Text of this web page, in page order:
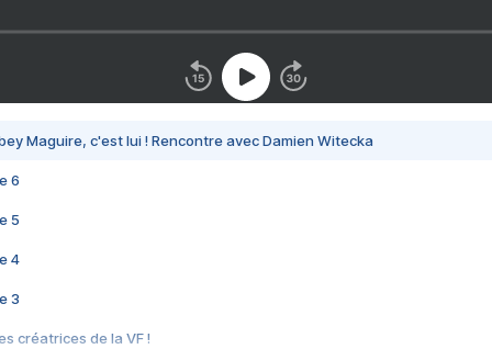
Maguire, c'est lui ! Rencontre avec Damien Witecka
6
5
4
3
créatrices de la VF !